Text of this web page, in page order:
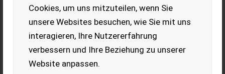
Cookies, um uns mitzuteilen, wenn Sie
unsere Websites besuchen, wie Sie mit uns
interagieren, Ihre Nutzererfahrung
verbessern und Ihre Beziehung zu unserer
Website anpassen.